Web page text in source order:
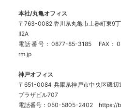
本社/丸亀オフィス
〒763-0082 香川県丸亀市土器町東9
Ⅱ2A
電話番号：0877-85-3185 FAX：
rm.jp
神戸オフィス
〒651-0084 兵庫県神戸市中央区磯辺
プラザビル707
電話番号：050-5805-2402 https://